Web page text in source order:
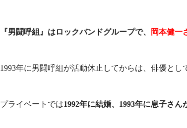
『男闘呼組』はロックバンドグループで、 岡本健一
1993年に男闘呼組が活動休止してからは、俳優とし
プライベートでは1992年に結婚、1993年に息子さん